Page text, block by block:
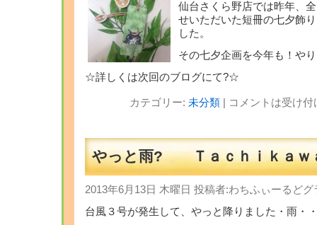
仙台さくら野店では昨年、
せいただいた短冊の七夕飾
した。
その七夕企画を今年も！や
☆詳しくは次回のブログにて?☆
カテゴリー: 未分類| コメントは受け
やっと雨? Ｔａｃｈｉｋａｗ
2013年6月13日 木曜日 投稿者:わちふぃーるど
台風３号が発生して、やっと降りました・雨・